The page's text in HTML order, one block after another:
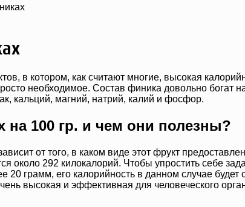
в котором, как считают многие, высокая
необходимое. Состав финика довольно
кальций, магний, натрий, калий и фосфор.
на 100 гр. и чем они полезны?
от того, в каком виде этот фрукт
около 292 килокалорий. Чтобы упростить себе
20 грамм, его калорийность в данном случае
высокая и эффективная для человеческого